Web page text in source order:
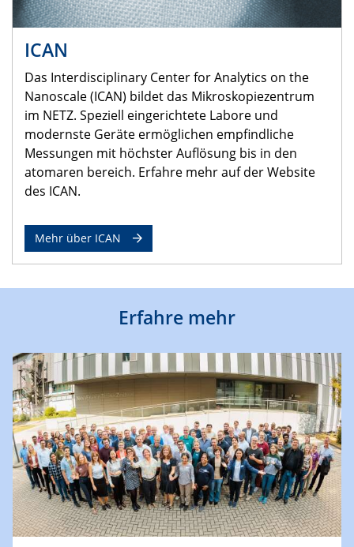
ICAN
Das Interdisciplinary Center for Analytics on the
Nanoscale (ICAN) bildet das Mikroskopiezentrum
im NETZ. Speziell eingerichtete Labore und
modernste Geräte ermöglichen empfindliche
Messungen mit höchster Auflösung bis in den
atomaren bereich. Erfahre mehr auf der Website
des ICAN.
Mehr über ICAN
Erfahre mehr